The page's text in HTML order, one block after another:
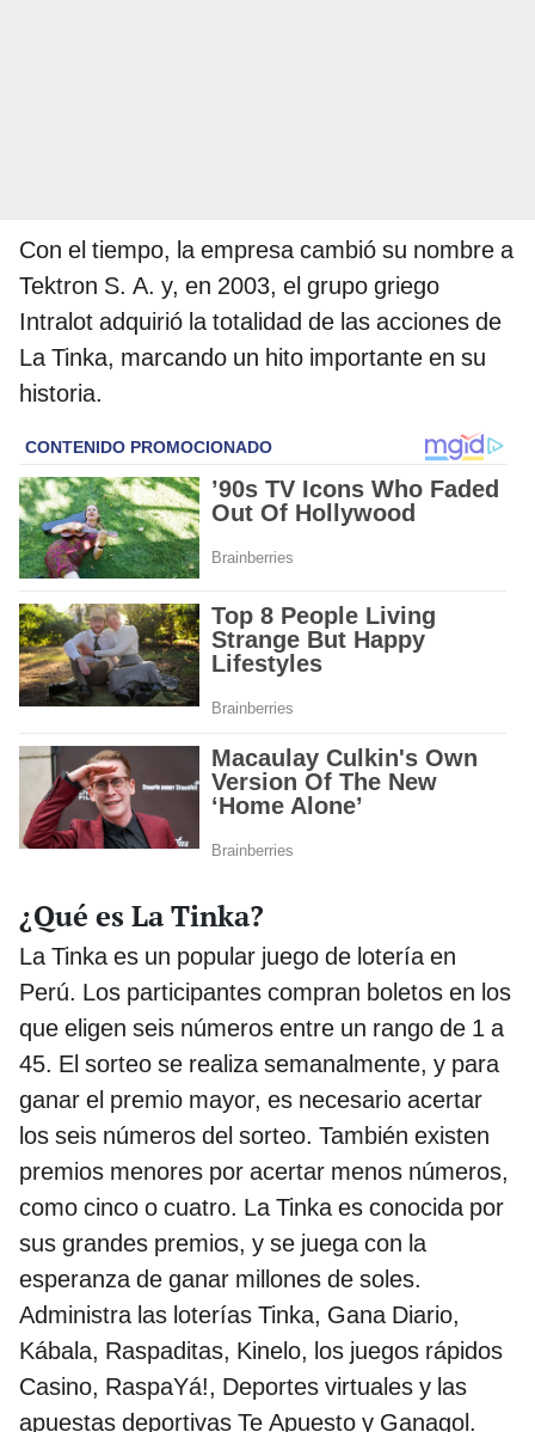
Con el tiempo, la empresa cambió su nombre a
Tektron S. A. y, en 2003, el grupo griego
Intralot adquirió la totalidad de las acciones de
La Tinka, marcando un hito importante en su
historia.
¿Qué es La Tinka?
La Tinka es un popular juego de lotería en
Perú. Los participantes compran boletos en los
que eligen seis números entre un rango de 1 a
45. El sorteo se realiza semanalmente, y para
ganar el premio mayor, es necesario acertar
los seis números del sorteo. También existen
premios menores por acertar menos números,
como cinco o cuatro. La Tinka es conocida por
sus grandes premios, y se juega con la
esperanza de ganar millones de soles.
Administra las loterías Tinka, Gana Diario,
Kábala, Raspaditas, Kinelo, los juegos rápidos
Casino, RaspaYá!, Deportes virtuales y las
apuestas deportivas Te Apuesto y Ganagol.